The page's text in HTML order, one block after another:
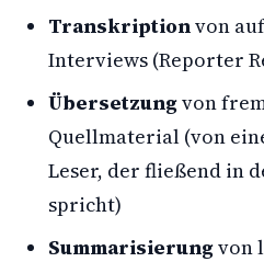
Transkriptionvon
Interviews (Reporter
Übersetzungvon
Quellmaterial (von
Leser, der fließend in
spricht)
Summarisierungvon